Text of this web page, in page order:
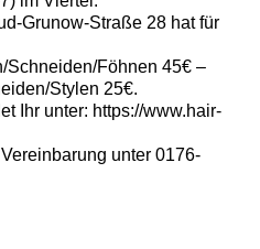
Grunow-Straße 28 hat für
Schneiden/Föhnen 45€ –
Stylen 25€.
Ihr unter: https://www.hair-
unter 0176-